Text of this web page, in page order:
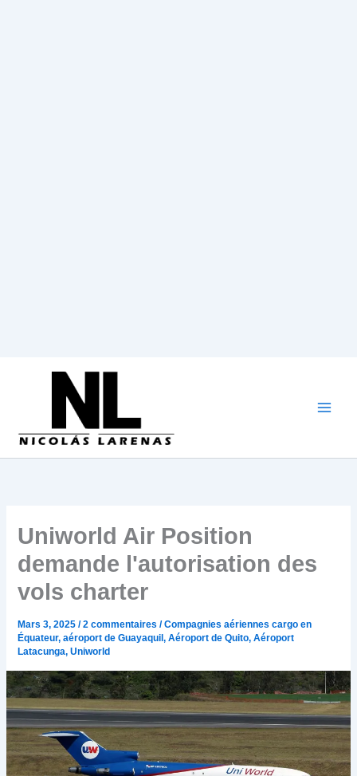
Uniworld Air Position
demande l'autorisation des
vols charter
Mars 3, 2025/2 commentaires /Compagnies aériennes cargo en
Équateur,aéroport de Guayaquil,Aéroport de Quito,Aéroport
Latacunga,Uniworld